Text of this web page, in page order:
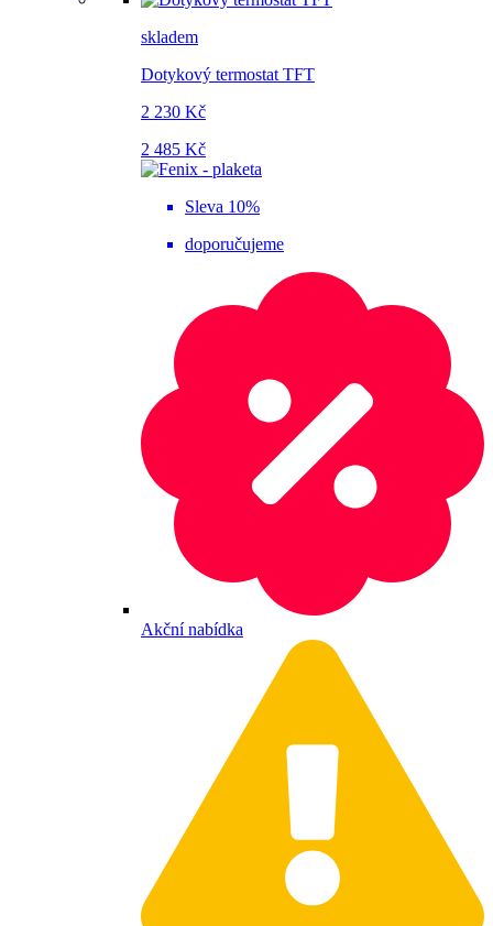
skladem
Dotykový termostat TFT
2 230 Kč
2 485 Kč
Sleva 10%
doporučujeme
Akční nabídka